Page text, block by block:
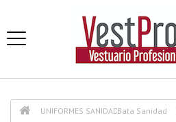
UNIFORMES SANIDADBata Sanidad